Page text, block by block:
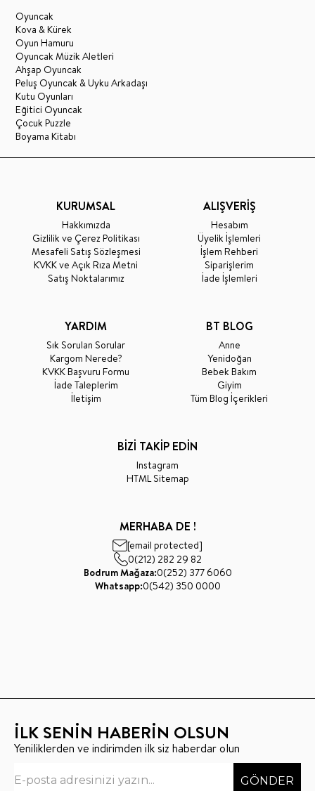
Oyuncak
Kova & Kürek
Oyun Hamuru
Oyuncak Müzik Aletleri
Ahşap Oyuncak
Peluş Oyuncak & Uyku Arkadaşı
Kutu Oyunları
Eğitici Oyuncak
Çocuk Puzzle
Boyama Kitabı
KURUMSAL
Hakkımızda
Gizlilik ve Çerez Politikası
Mesafeli Satış Sözleşmesi
KVKK ve Açık Rıza Metni
Satış Noktalarımız
ALIŞVERİŞ
Hesabım
Üyelik İşlemleri
İşlem Rehberi
Siparişlerim
İade İşlemleri
YARDIM
Sık Sorulan Sorular
Kargom Nerede?
KVKK Başvuru Formu
İade Taleplerim
İletişim
BT BLOG
Anne
Yenidoğan
Bebek Bakım
Giyim
Tüm Blog İçerikleri
BİZİ TAKİP EDİN
Instagram
HTML Sitemap
MERHABA DE !
[email protected]
0(212) 282 29 82
Bodrum Mağaza:0(252) 377 6060
Whatsapp:0(542) 350 0000
İLK SENİN HABERİN OLSUN
Yeniliklerden ve indirimden ilk siz haberdar olun
GÖNDER